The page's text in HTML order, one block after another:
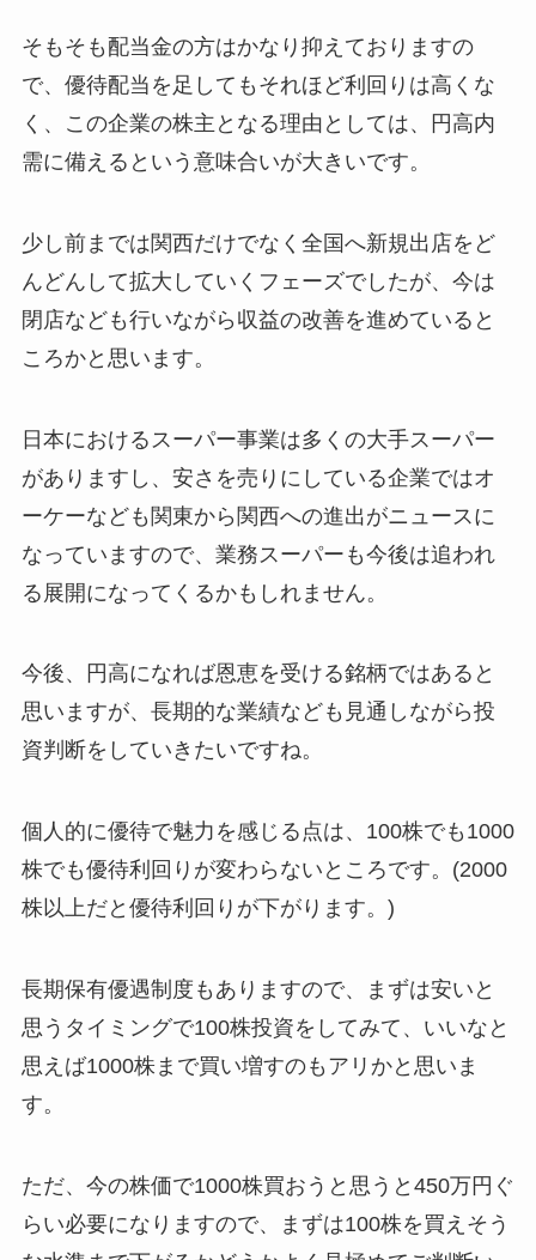
そもそも配当金の方はかなり抑えておりますの
で、優待配当を足してもそれほど利回りは高くな
く、この企業の株主となる理由としては、円高内
需に備えるという意味合いが大きいです。
少し前までは関西だけでなく全国へ新規出店をど
んどんして拡大していくフェーズでしたが、今は
閉店なども行いながら収益の改善を進めていると
ころかと思います。
日本におけるスーパー事業は多くの大手スーパー
がありますし、安さを売りにしている企業ではオ
ーケーなども関東から関西への進出がニュースに
なっていますので、業務スーパーも今後は追われ
る展開になってくるかもしれません。
今後、円高になれば恩恵を受ける銘柄ではあると
思いますが、長期的な業績なども見通しながら投
資判断をしていきたいですね。
個人的に優待で魅力を感じる点は、100株でも1000
株でも優待利回りが変わらないところです。(2000
株以上だと優待利回りが下がります。)
長期保有優遇制度もありますので、まずは安いと
思うタイミングで100株投資をしてみて、いいなと
思えば1000株まで買い増すのもアリかと思いま
す。
ただ、今の株価で1000株買おうと思うと450万円ぐ
らい必要になりますので、まずは100株を買えそう